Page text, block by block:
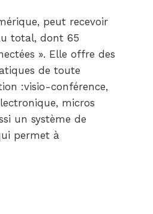
peut recevoir
total, dont 65
». Elle offre des
de toute
:visio-conférence,
micros
un système de
permet à